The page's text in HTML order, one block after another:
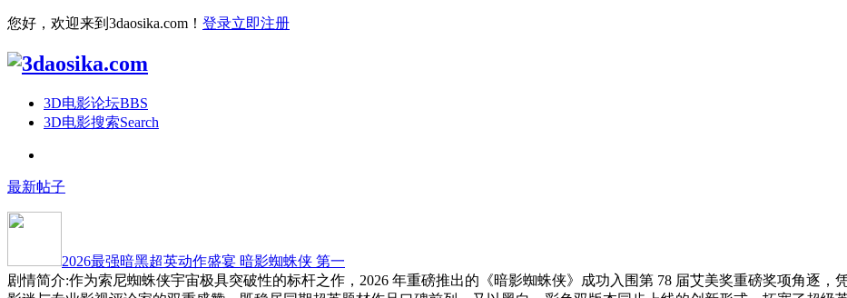
您好，欢迎来到3daosika.com！ 登录立即注册
3D电影论坛BBS
3D电影搜索Search
最新帖子
2026最强暗黑超英动作盛宴 暗影蜘蛛侠 第一
剧情简介:作为索尼蜘蛛侠宇宙极具突破性的标杆之作，2026 年重磅推出的《暗影蜘蛛侠》成功入围第 78 届艾美奖重磅奖项角逐